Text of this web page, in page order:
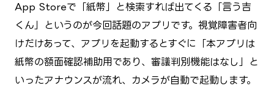
App Storeで「紙幣」と検索すれば出てくる「言う吉
くん」というのが今回話題のアプリです。視覚障害者向
けだけあって、アプリを起動するとすぐに「本アプリは
紙幣の額面確認補助用であり、審議判別機能はなし」と
いったアナウンスが流れ、カメラが自動で起動します。